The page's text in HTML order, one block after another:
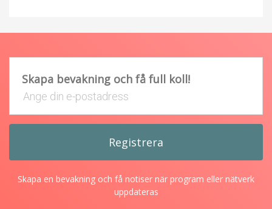
Skapa bevakning och få full koll!
Skapa en bevakning och få notiser när program eller nätverk
uppdateras